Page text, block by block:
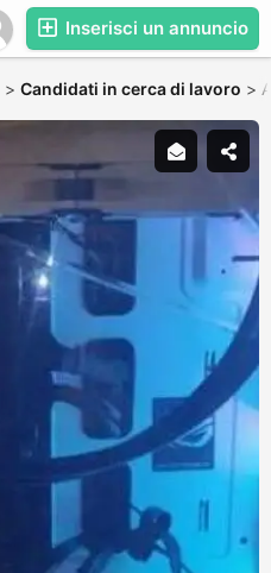
Inserisci un annuncio
> Candidati in cerca di lavoro >